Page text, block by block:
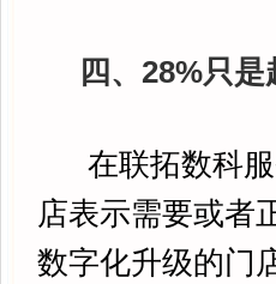
四、28%只是
在联拓数科服
店表示需要或者
数字化升级的门